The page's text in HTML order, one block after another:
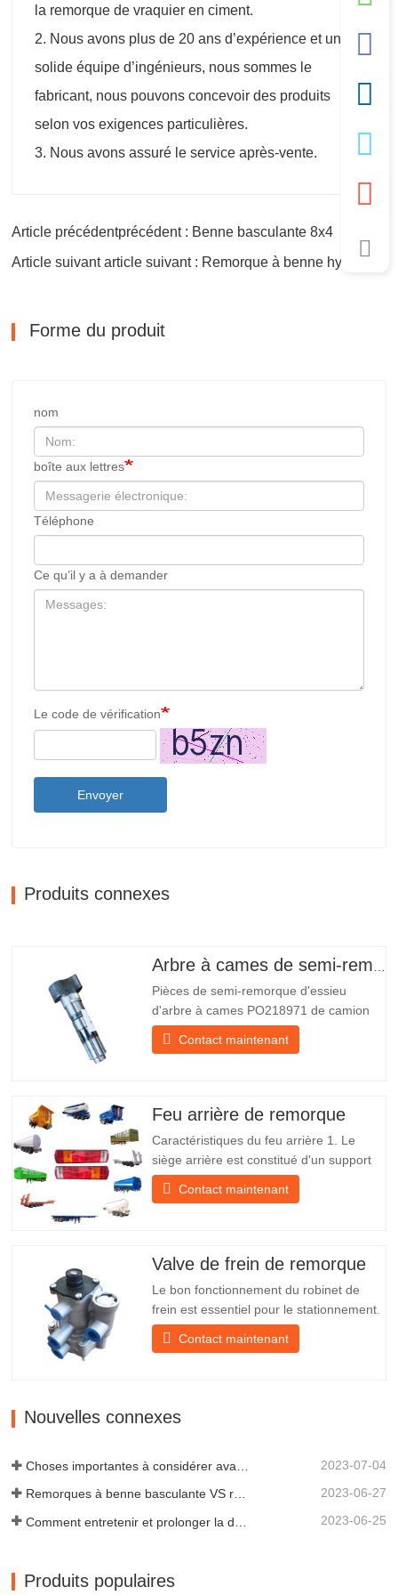
la remorque de vraquier en ciment.
2. Nous avons plus de 20 ans d’expérience et une
solide équipe d’ingénieurs, nous sommes le
fabricant, nous pouvons concevoir des produits
selon vos exigences particulières.
3. Nous avons assuré le service après-vente.
Article précédentprécédent : Benne basculante 8x4
Forme du produit
nom
boîte aux lettres
Téléphone
Ce qu’il y a à demander
Le code de vérification
Envoyer
Produits connexes
Pièces de semi-remorque d'essieu
d'arbre à cames PO218971 de camion
chinois à vendre Caractéristiques Produit
Pièces de rechange pour remorque
expédition À propos de nous Chengda
Group est un fabricant chinois de…
Contact maintenant
Feu arrière de remorque
Caractéristiques du feu arrière 1. Le
siège arrière est constitué d'un support
en fer, beaucoup plus résistant que
d'autres matériaux. Des vis et des écrous
l'abat-jour pour mieux protéger l'abat-jour
Contact maintenant
Valve de frein de remorque
Le bon fonctionnement du robinet de
frein est essentiel pour le stationnement.
Il assure un freinage en douceur de la
remorque. Fondée en 2005, Chengda
scientifiques et une équipe…
Contact maintenant
Nouvelles connexes
2023-07-04
Remorques à benne basculante VS remorques à benne latérale : quelle est la meilleure solution pour votre entreprise ? 2023-06-27
2023-06-25
Produits populaires